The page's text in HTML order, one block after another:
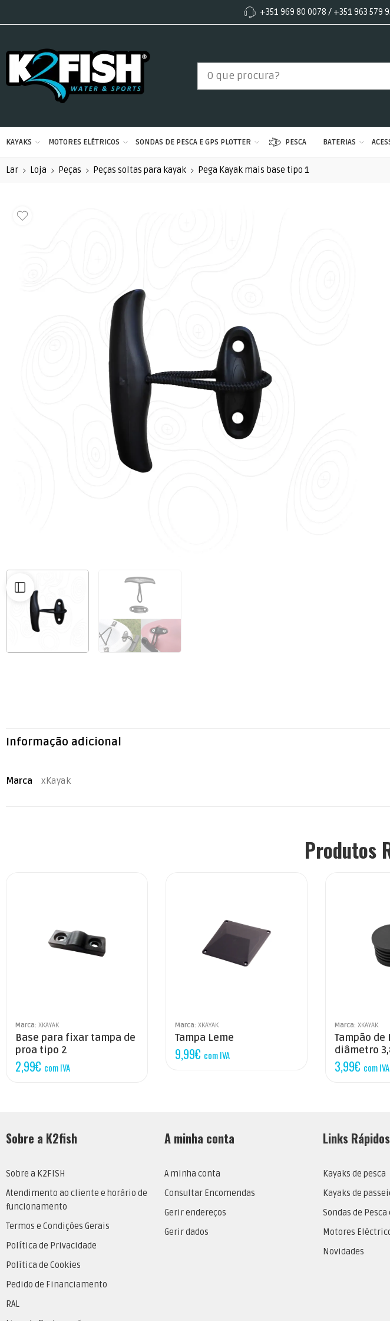
+351 969 80 0078 / +351 963
KAYAKS MOTORES ELÉTRICOS SONDAS DE PESCA E GPS PLOTTER PESCA BATERIAS
Lar Loja Peças Peças soltas para kayak Pega Kayak mais base tipo 1
Informação adicional
Marca xKayak
Produtos
Marca: XKAYAK
Base para fixar tampa de
proa tipo 2
2,99€ com IVA
Marca: XKAYAK
Tampa Leme
9,99€ com IVA
Marca: XKAYAK
Tampão de
diâmetro
3,99€ com IVA
Sobre a K2fish
Sobre a K2FISH
Atendimento ao cliente e horário de
funcionamento
Termos e Condições Gerais
Política de Privacidade
Política de Cookies
Pedido de Financiamento
RAL
A minha conta
A minha conta
Consultar Encomendas
Gerir endereços
Gerir dados
Links Rápidos
Kayaks de pesca
Kayaks de
Sondas de
Motores
Novidades